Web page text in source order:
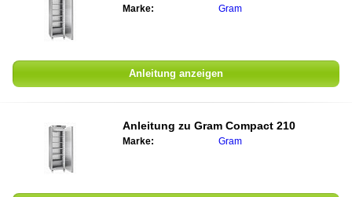
Marke: Gram
Anleitung anzeigen
Anleitung zu Gram Compact 210
Marke: Gram